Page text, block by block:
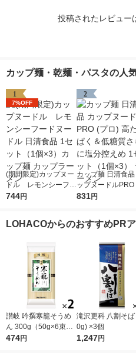
投稿されたレビュー
カップ麺・乾麺・パスタの人
1
7%OFF
(期間限定)カップヌー
ドル レモンシーフー
ドヌードル 日清食品
ン
744円
2
カップ麺 日清食品
ップヌードルPRO
ロ) 高たんぱく＆低
メン
831円
LOHACOからのおすすめPR
讃岐 吟撰寒籠そうめ
ん 300g（50g×6束）
1セット（2個）日清
474円
滝沢更科 八割そば
0g) ×3個
1,247円